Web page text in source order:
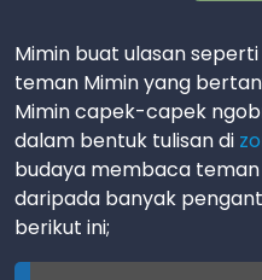
Mimin buat ulasan
teman Mimin yang
Mimin capek-capek
dalam bentuk tulisan di
budaya membaca teman
daripada banyak
berikut ini;